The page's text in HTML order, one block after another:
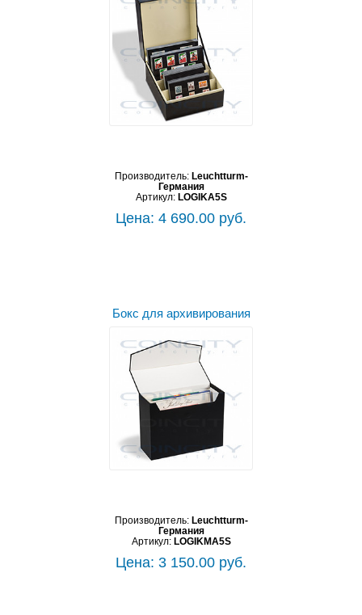
Производитель: Leuchtturm-
Германия
Артикул: LOGIKA5S
Цена: 4 690.00 руб.
Бокс для архивирования
Производитель: Leuchtturm-
Германия
Артикул: LOGIKMA5S
Цена: 3 150.00 руб.